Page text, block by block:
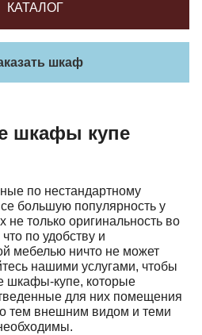
КАТАЛОГ
шкаф
шкафы купе
по нестандартному
большую популярность у
только оригинальность во
по удобству и
мебелью ничто не может
нашими услугами, чтобы
шкафы-купе, которые
для них помещения
тем внешним видом и теми